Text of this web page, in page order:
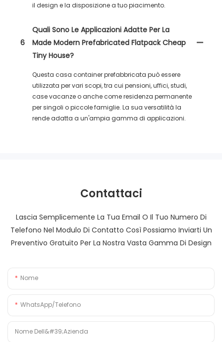
il design e la disposizione a tuo piacimento.
6
Quali Sono Le Applicazioni Adatte Per La
Made Modern Prefabricated Flatpack Cheap
Tiny House?
Questa casa container prefabbricata può essere
utilizzata per vari scopi, tra cui pensioni, uffici, studi,
case vacanze o anche come residenza permanente
per singoli o piccole famiglie. La sua versatilità la
rende adatta a un'ampia gamma di applicazioni.
Contattaci
Lascia Semplicemente La Tua Email O Il Tuo Numero Di
Telefono Nel Modulo Di Contatto Così Possiamo Inviarti Un
Preventivo Gratuito Per La Nostra Vasta Gamma Di Design
Nome
WhatsApp/Telefono
Nome Dell&#39;azienda